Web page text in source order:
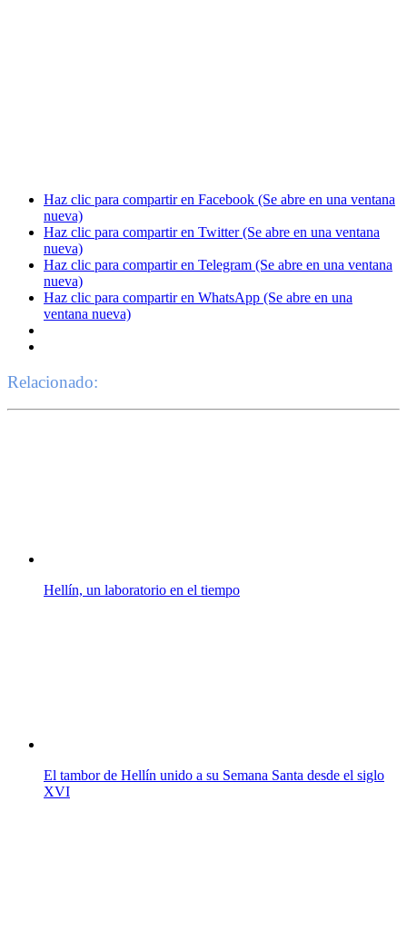
Haz clic para compartir en Facebook (Se abre en una ventana
nueva)
Haz clic para compartir en Twitter (Se abre en una ventana
nueva)
Haz clic para compartir en Telegram (Se abre en una ventana
nueva)
Haz clic para compartir en WhatsApp (Se abre en una
ventana nueva)
Relacionado:
Hellín, un laboratorio en el tiempo
El tambor de Hellín unido a su Semana Santa desde el siglo
XVI